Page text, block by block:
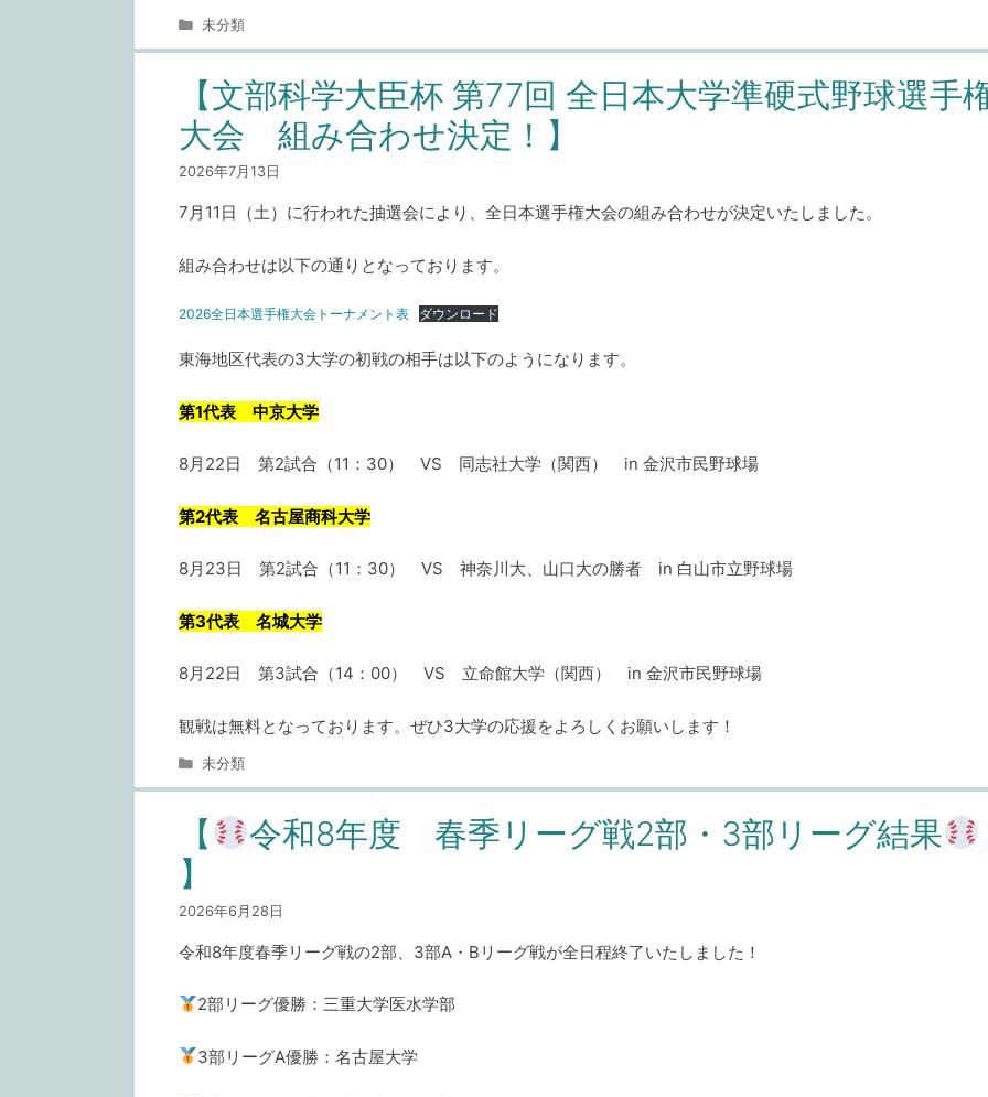
カ
リ
ー
未分類
【文部科学大臣杯 第77回 全日本大学準硬式野球選手
大会 組み合わせ決定！】
2026年7月13日
7月11日（土）に行われた抽選会により、全日本選手権大会の組み合わせが決定いたしました。
組み合わせは以下の通りとなっております。
2026全日本選手権大会トーナメント表 ダウンロード
東海地区代表の3大学の初戦の相手は以下のようになります。
第1代表 中京大学
8月22日 第2試合（11：30） VS 同志社大学（関西） in 金沢市民野球場
第2代表 名古屋商科大学
8月23日 第2試合（11：30） VS 神奈川大、山口大の勝者 in 白山市立野球場
第3代表 名城大学
8月22日 第3試合（14：00） VS 立命館大学（関西） in 金沢市民野球場
観戦は無料となっております。ぜひ3大学の応援をよろしくお願いします！
カ
テ
リ
ー
未分類
【
令和8年度 春季リーグ戦2部・3部リーグ結果
】
2026年6月28日
令和8年度春季リーグ戦の2部、3部A・Bリーグ戦が全日程終了いたしました！
2部リーグ優勝：三重大学医水学部
3部リーグA優勝：名古屋大学